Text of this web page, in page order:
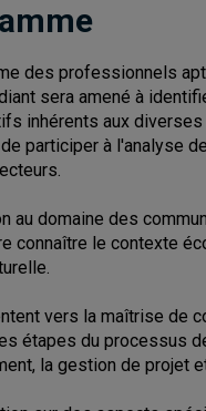
des professionnels
sera amené à
inhérents aux
participer à l'analyse
au domaine des
connaître le contexte
vers la maîtrise de
étapes du processus
la gestion de projet